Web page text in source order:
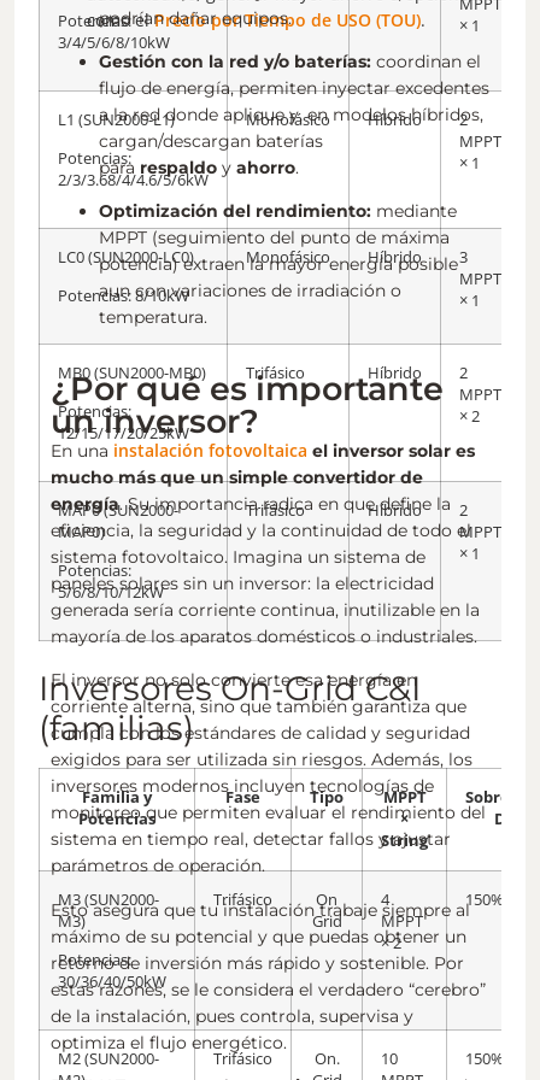
podrían dañar equipos.
Gestión con la red y/o baterías: coordinan el
flujo de energía, permiten inyectar excedentes
a la red donde aplique y, en modelos híbridos,
cargan/descargan baterías
para respaldo y ahorro.
Optimización del rendimiento: mediante
MPPT (seguimiento del punto de máxima
potencia) extraen la mayor energía posible
aun con variaciones de irradiación o
temperatura.
¿Por qué es importante
un inversor?
En una instalación fotovoltaica el inversor solar es
mucho más que un simple convertidor de
energía. Su importancia radica en que define la
eficiencia, la seguridad y la continuidad de todo el
sistema fotovoltaico. Imagina un sistema de
paneles solares sin un inversor: la electricidad
generada sería corriente continua, inutilizable en la
mayoría de los aparatos domésticos o industriales.
El inversor no solo convierte esa energía en
corriente alterna, sino que también garantiza que
cumpla con los estándares de calidad y seguridad
exigidos para ser utilizada sin riesgos. Además, los
inversores modernos incluyen tecnologías de
monitoreo que permiten evaluar el rendimiento del
sistema en tiempo real, detectar fallos y ajustar
parámetros de operación.
Esto asegura que tu instalación trabaje siempre al
máximo de su potencial y que puedas obtener un
retorno de inversión más rápido y sostenible. Por
estas razones, se le considera el verdadero “cerebro”
de la instalación, pues controla, supervisa y
optimiza el flujo energético.
como elPrecio por Tiempo de USO (TOU).
Potencias:
3/4/5/6/8/10kW
MPPT
× 1
L1 (SUN2000-L1)
Potencias:
2/3/3.68/4/4.6/5/6kW
Monofásico Híbrido
2
MPPT
× 1
LC0 (SUN2000-LC0)
Potencias: 8/10kW
Monofásico Híbrido
3
MPPT
× 1
MB0 (SUN2000-MB0)
Potencias:
12/15/17/20/25kW
Trifásico Híbrido
2
MPPT
× 2
MAP0 (SUN2000-
MAP0)
Potencias:
5/6/8/10/12kW
Trifásico Híbrido
2
MPPT
× 1
Inversores On-Grid C&I
(familias)
Familia y
Potencias
Fase Tipo
MPPT
×
String
DC
M3 (SUN2000-
M3)
Potencias:
30/36/40/50kW
Trifásico
On
Grid
4
MPPT
× 2
150%
M2 (SUN2000-
Trifásico
On.
10
150%